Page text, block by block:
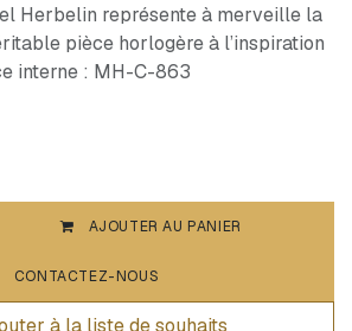
Herbelin représente à merveille la
pièce horlogère à l’inspiration
interne : MH-C-863
AJOUTER AU PANIER
CONTACTEZ-NOUS
à la liste de souhaits